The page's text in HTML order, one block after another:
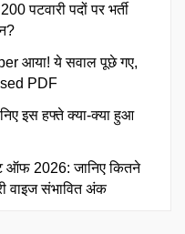
पटवारी पदों पर भर्ती
आया! ये सवाल पूछे गए,
PDF
इस हफ्ते क्या-क्या हुआ
ऑफ 2026: जानिए कितने
वाइज संभावित अंक